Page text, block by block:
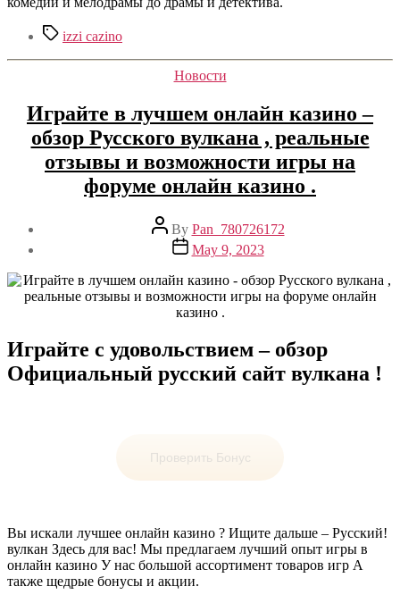
Tagsizzi cazino
Categories
Новости
Играйте в лучшем онлайн казино –
обзор Русского вулкана , реальные
отзывы и возможности игры на
форуме онлайн казино .
Post
author
By Pan_780726172
Post
date
May 9, 2023
Играйте с удовольствием – обзор
Официальный русский сайт вулкана !
Проверить Бонус
Вы искали лучшее онлайн казино ? Ищите дальше – Русский!
вулкан Здесь для вас! Мы предлагаем лучший опыт игры в
онлайн казино У нас большой ассортимент товаров игр А
также щедрые бонусы и акции.